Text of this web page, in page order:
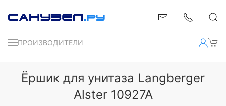
ПРОИЗВОДИТЕЛИ
Ёршик для унитаза Langberger
Alster 10927A